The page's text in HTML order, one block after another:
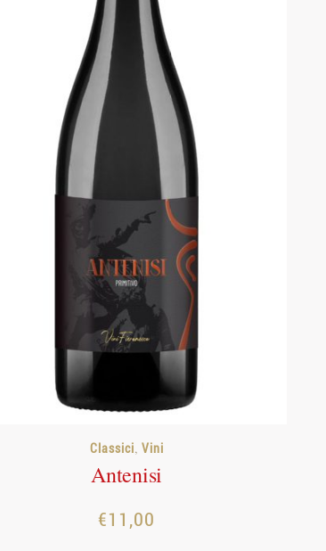
Classici, Vini
Antenisi
€11,00